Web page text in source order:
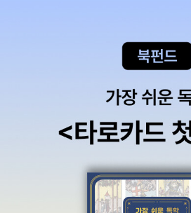
끼고 싶어서. 이렇게 골라보니, 프랑스,
권씩을 고른 격이 되었다. 재밌네. 인문/
(리베카 솔닛) 인문/에세이류에서는 올
이었다. 작가의 상처와 어머니의 모습이
아내던 글이었다. 평범하지 않은 정신세
간 나의 어떤 모습들을 떠오르게 하는 글
고 하지 않을까 생각햇었다. 스스로의 상
처, 부모에게서 받은 상처를 얘기할 때 사
고 글이 너저분해진다. 조절되지 않은 감
다는 결심에 놀면서 사봤더니..김탁환선
하였듯, 왜 나는 김탁환의 전작 <노서아
다면 영화화하면 재미날 듯 한데-으허허
되있네그려-사실 <리진>이랑느낌도 겹
소설책이다. 깊이는 얕고 저자의 노력과
한 권의 책.음... 예의 에코님의 글쓰기타
두를 열어간다. 재밌게 절반 정도를 읽고,
책,빨간책 이미 예전에 사 두었는데, 이제
만들었으니, 두고두고 글 올릴듯. 나가오
들의 공통점이라고 생각해.프리모 레비
♥♥♥ 말로도 글로도 표현할 수 없는 슬픔
디자이너 생각 위를 걷다> ♥♥♥♥♥ 당
개인과 일에 대한 일기. 지금 읽고 있는
죽음>어게인 헨리 8세와 앤 블린, 크롬웰.